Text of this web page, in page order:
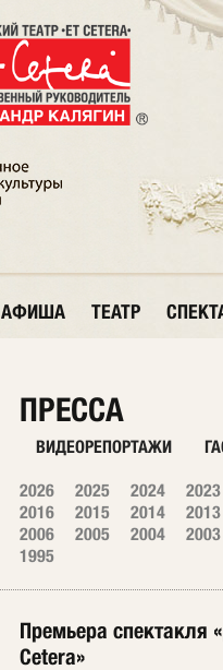
АФИША ТЕАТР
ПРЕССА
ВИДЕОРЕПОРТАЖИ
2026 2025 2024 2023
2016
2015 2014 2013
2006
2005 2004 2003
1995
Премьера спектакля
Cetera»